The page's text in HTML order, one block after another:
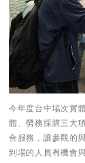
今年度台中場次實
體、勞務採購三大
合服務，讓參觀的
到場的人員有機會